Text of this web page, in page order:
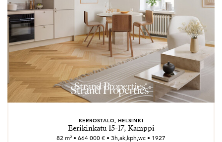
KERROSTALO, HELSINKI
Eerikinkatu 15-17, Kamppi
82 m² • 664 000 € • 3h,ak,kph,wc • 1927